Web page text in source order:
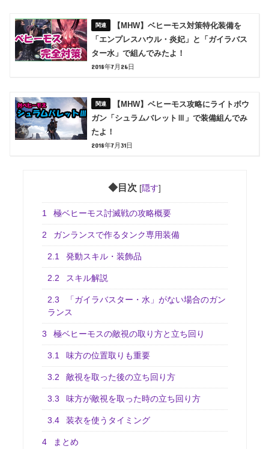
【MHW】ベヒーモス対策特化装備を
「エンプレスハウル・炎妃」と「ガイラバス
ター水」で組んでみたよ！
2018年7月26日
【MHW】ベヒーモス攻略にライトボウ
ガン「シュラムバレットⅢ」で装備組んでみ
たよ！
2018年7月31日
◆目次 [隠す]
1 極ベヒーモス討滅戦の攻略概要
2 ガンランスで作るタンク専用装備
2.1 発動スキル・装飾品
2.2 スキル解説
2.3
「ガイラバスター・水」がない場合のガン
ランス
3 極ベヒーモスの敵視の取り方と立ち回り
3.1 味方の位置取りも重要
3.2 敵視を取った後の立ち回り方
3.3 味方が敵視を取った時の立ち回り方
3.4 装衣を使うタイミング
4 まとめ